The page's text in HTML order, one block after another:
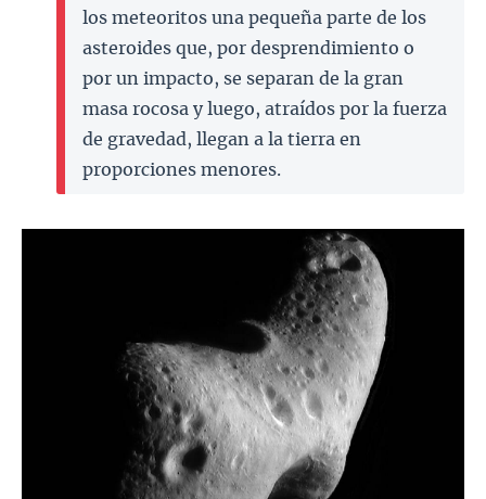
los meteoritos una pequeña parte de los
asteroides que, por desprendimiento o
por un impacto, se separan de la gran
masa rocosa y luego, atraídos por la fuerza
de gravedad, llegan a la tierra en
proporciones menores.